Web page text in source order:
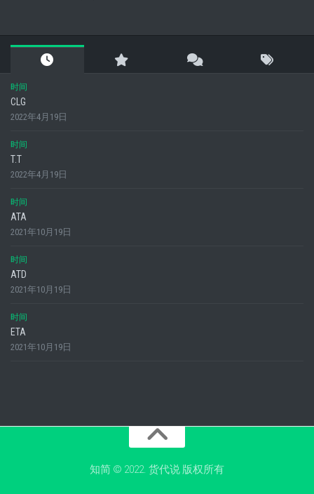
时间
CLG
2022年4月19日
时间
T.T
2022年4月19日
时间
ATA
2021年10月19日
时间
ATD
2021年10月19日
时间
ETA
2021年10月19日
知简 © 2022. 货代说 版权所有